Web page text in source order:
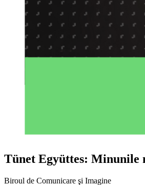
Tünet Együttes: Minunile
Biroul de Comunicare şi Imagine